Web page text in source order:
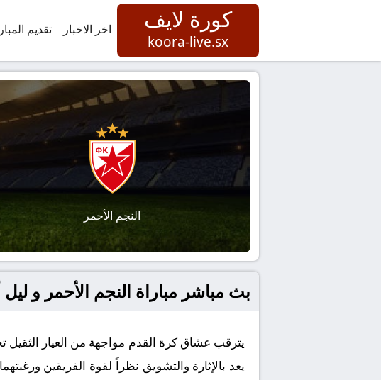
كورة لايف
koora-live.sx
اخر الاخبار تقديم
النجم الأحمر
بث مباشر مباراة النجم الأحمر و ليل
يترقب عشاق كرة القدم مواجهة من العيار الثقيل